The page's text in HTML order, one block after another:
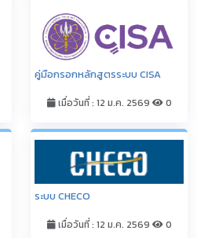
คู่มือกรอกหลักสูตรระบบ CISA
เมื่อวันที่ : 12 ม.ค. 2569 0
ระบบ CHECO
เมื่อวันที่ : 12 ม.ค. 2569 0